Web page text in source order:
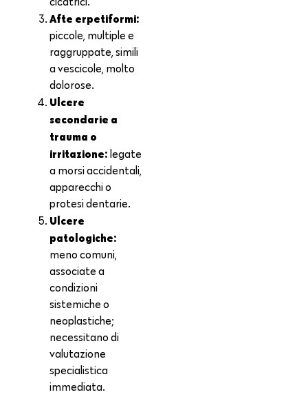
Afte erpetiformi:
piccole, multiple e
raggruppate, simili
a vescicole, molto
dolorose.
Ulcere
secondarie a
trauma o
irritazione: legate
a morsi accidentali,
apparecchi o
protesi dentarie.
Ulcere
patologiche:
meno comuni,
associate a
condizioni
sistemiche o
neoplastiche;
necessitano di
valutazione
specialistica
immediata.